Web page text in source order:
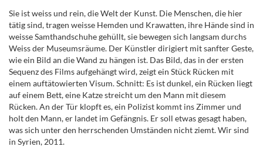
Sie ist weiss und rein, die Welt der Kunst. Die Menschen, die hier
tätig sind, tragen weisse Hemden und Krawatten, ihre Hände sind in
weisse Samthandschuhe gehüllt, sie bewegen sich langsam durchs
Weiss der Museumsräume. Der Künstler dirigiert mit sanfter Geste,
wie ein Bild an die Wand zu hängen ist. Das Bild, das in der ersten
Sequenz des Films aufgehängt wird, zeigt ein Stück Rücken mit
einem auftätowierten Visum. Schnitt: Es ist dunkel, ein Rücken liegt
auf einem Bett, eine Katze streicht um den Mann mit diesem
Rücken. An der Tür klopft es, ein Polizist kommt ins Zimmer und
holt den Mann, er landet im Gefängnis. Er soll etwas gesagt haben,
was sich unter den herrschenden Umständen nicht ziemt. Wir sind
in Syrien, 2011.